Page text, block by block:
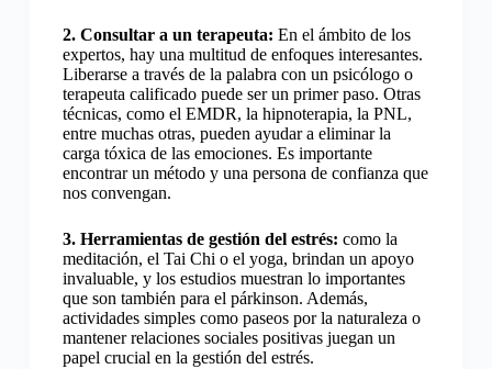
2. Consultar a un terapeuta: En el ámbito de los
expertos, hay una multitud de enfoques interesantes.
Liberarse a través de la palabra con un psicólogo o
terapeuta calificado puede ser un primer paso. Otras
técnicas, como el EMDR, la hipnoterapia, la PNL,
entre muchas otras, pueden ayudar a eliminar la
carga tóxica de las emociones. Es importante
encontrar un método y una persona de confianza que
nos convengan.
3. Herramientas de gestión del estrés: como la
meditación, el Tai Chi o el yoga, brindan un apoyo
invaluable, y los estudios muestran lo importantes
que son también para el párkinson. Además,
actividades simples como paseos por la naturaleza o
mantener relaciones sociales positivas juegan un
papel crucial en la gestión del estrés.